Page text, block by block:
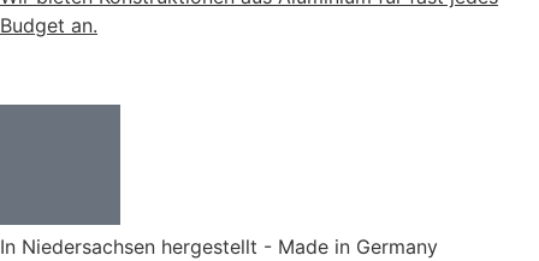
Budget an.
In Niedersachsen hergestellt - Made in Germany